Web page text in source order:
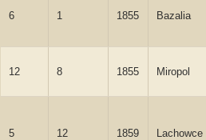
6 1 1855 Bazalia
12 8 1855 Miropol
5 12 1859 Lachowce